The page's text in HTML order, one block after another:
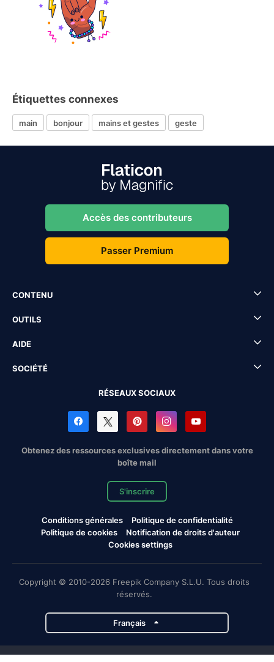
Étiquettes connexes
main bonjour mains et gestes geste
Accès des contributeurs
Passer Premium
CONTENU
OUTILS
AIDE
SOCIÉTÉ
RÉSEAUX SOCIAUX
Obtenez des ressources exclusives directement dans votre
boîte mail
S'inscrire
Conditions générales
Politique de confidentialité
Politique de cookies
Notification de droits d'auteur
Cookies settings
Copyright © 2010-2026 Freepik Company S.L.U. Tous droits
réservés.
Français